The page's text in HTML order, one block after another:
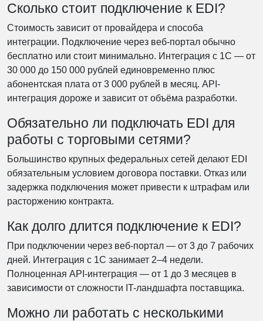
Сколько стоит подключение к EDI?
Стоимость зависит от провайдера и способа
интеграции. Подключение через веб-портал обычно
бесплатно или стоит минимально. Интеграция с 1С — от
30 000 до 150 000 рублей единовременно плюс
абонентская плата от 3 000 рублей в месяц. API-
интеграция дороже и зависит от объёма разработки.
Обязательно ли подключать EDI для
работы с торговыми сетями?
Большинство крупных федеральных сетей делают EDI
обязательным условием договора поставки. Отказ или
задержка подключения может привести к штрафам или
расторжению контракта.
Как долго длится подключение к EDI?
При подключении через веб-портал — от 3 до 7 рабочих
дней. Интеграция с 1С занимает 2–4 недели.
Полноценная API-интеграция — от 1 до 3 месяцев в
зависимости от сложности IT-ландшафта поставщика.
Можно ли работать с несколькими